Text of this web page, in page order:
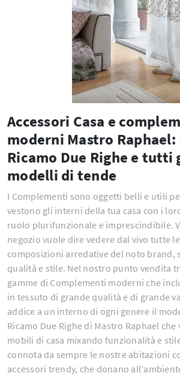
Accessori Casa e
moderni Mastro Raphael:
Ricamo Due Righe e
modelli di tende
I Complementi sono oggetti belli e utili
vestono gli interni della tua casa con i
ruolo plurifunzionale e imprescindibile.
negozio vuole dire vedere dal vivo tutte
composizioni arredative del noto brand,
qualità e stile. Nel nostro punto vendita
gamme di Complementi moderni che
in tessuto di grande qualità e di grande
addice a un interno di ogni genere il
Ricamo Due Righe di Mastro Raphael
mobili di casa mixando funzionalità e
connota da sempre le nostre abitazioni
accessori trendy, che donano